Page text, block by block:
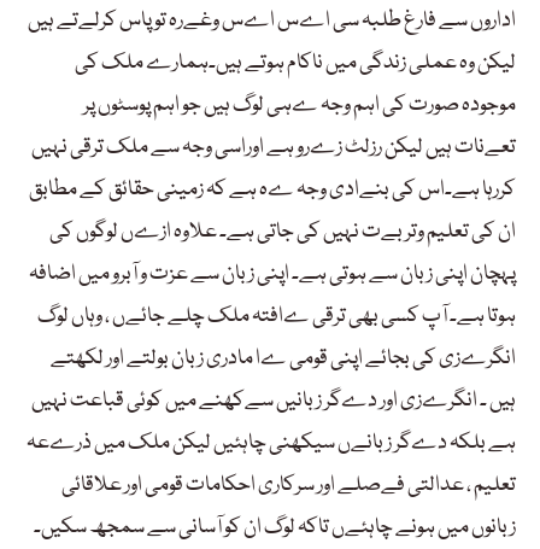
اداروں سے فارغ طلبہ سی اےس اےس وغےرہ تو پاس کرلےتے ہیں
لیکن وہ عملی زندگی میں ناکام ہوتے ہیں۔ہمارے ملک کی
موجودہ صورت کی اہم وجہ ےہی لوگ ہیں جو اہم پوسٹوں پر
تعےنات ہیں لیکن رزلٹ زےرو ہے اوراسی وجہ سے ملک ترقی نہیں
کررہا ہے۔اس کی بنےادی وجہ ےہ ہے کہ زمینی حقائق کے مطابق
ان کی تعلیم وتربےت نہیں کی جاتی ہے۔ علاوہ ازےں لوگوں کی
پہچان اپنی زبان سے ہوتی ہے۔ اپنی زبان سے عزت و آبرو میں اضافہ
ہوتا ہے۔ آپ کسی بھی ترقی ےافتہ ملک چلے جائےں ، وہاں لوگ
انگرےزی کی بجائے اپنی قومی ےا مادری زبان بولتے اور لکھتے
ہیں ۔ انگرےزی اور دےگر زبانیں سےکھنے میں کوئی قباعت نہیں
ہے بلکہ دےگر زبانےں سیکھنی چاہئیں لیکن ملک میں ذرےعہ
تعلیم ، عدالتی فےصلے اور سرکاری احکامات قومی اور علاقائی
زبانوں میں ہونے چاہئےں تاکہ لوگ ان کو آسانی سے سمجھ سکیں۔